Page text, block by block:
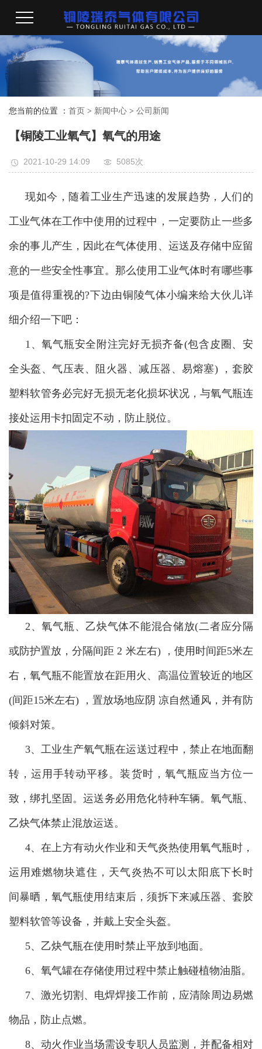
您当前的位置 ： 首页 > 新闻中心 > 公司新闻
【铜陵工业氧气】氧气的用途
2021-10-29 14:09 5085次
现如今，随着工业生产迅速的发展趋势，人们的
工业气体在工作中使用的过程中，一定要防止一些多
余的事儿产生，因此在气体使用、运送及存储中应留
意的一些安全性事宜。那么使用工业气体时有哪些事
项是值得重视的?下边由铜陵气体小编来给大伙儿详
细介绍一下吧：
1、氧气瓶安全附注完好无损齐备(包含皮圈、安
全头盔、气压表、阻火器、减压器、易熔塞) ，套胶
塑料软管务必完好无损无老化损坏状况，与氧气瓶连
接处运用卡扣固定不动，防止脱位。
2、氧气瓶、乙炔气体不能混合储放(二者应分隔
或防护置放，分隔间距 2 米左右) ，使用时间距5米左
右，氧气瓶不能置放在距用火、高温位置较近的地区
(间距15米左右) ，置放场地应阴 凉自然通风，并有防
倾斜对策。
3、工业生产氧气瓶在运送过程中，禁止在地面翻
转，运用手转动平移。装货时，氧气瓶应当方位一
致，绑扎坚固。运送务必用危化特种车辆。氧气瓶、
乙炔气体禁止混放运送。
4、在上方有动火作业和天气炎热使用氧气瓶时，
运用难燃物块遮住，天气炎热不可以太阳底下长时
间暴晒，氧气瓶使用结束后，须拆下来减压器、套胶
塑料软管等设备，并戴上安全头盔。
5、乙炔气瓶在使用时禁止平放到地面。
6、氧气罐在存储使用过程中禁止触碰植物油脂。
7、激光切割、电焊焊接工作前，应清除周边易燃
物品，防止点燃。
8、动火作业当场需设专职人员监测，并配备相对